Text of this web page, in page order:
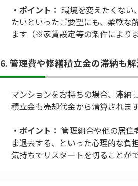
・ポイント： 環境を変えたくない
たいといったご要望にも、柔軟な
ます（※家賃設定等の条件によりま
6. 管理費や修繕積立金の滞納も
マンションをお持ちの場合、滞納
積立金も売却代金から清算されます
・ポイント： 管理組合や他の居住
ま退去する、といった心理的な負
気持ちでリスタートを切ることがで